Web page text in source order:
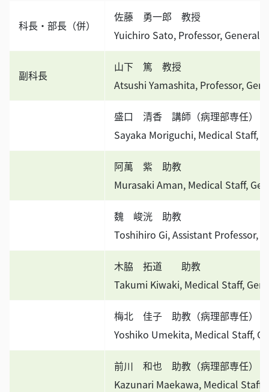
科長・部長（併）
佐藤 勇一郎 教授
Yuichiro Sato, Professor, General
副科長
山下 篤 教授
Atsushi Yamashita, Professor,
盛口 清香 講師（病理部専任）
Sayaka Moriguchi, Medical Staff,
阿萬 紫 助教
Murasaki Aman, Medical Staff,
魏 峻洸 助教
Toshihiro Gi, Assistant Professor,
木脇 拓道 助教
Takumi Kiwaki, Medical Staff,
梅北 佳子 助教（病理部専任）
Yoshiko Umekita, Medical Staff,
前川 和也 助教（病理部専任）
Kazunari Maekawa, Medical Staff,